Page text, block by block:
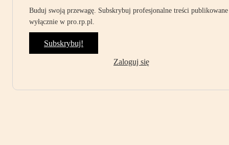
Buduj swoją przewagę. Subskrybuj profesjonalne treści publikowane
wyłącznie w pro.rp.pl.
Subskrybuj!
Zaloguj się